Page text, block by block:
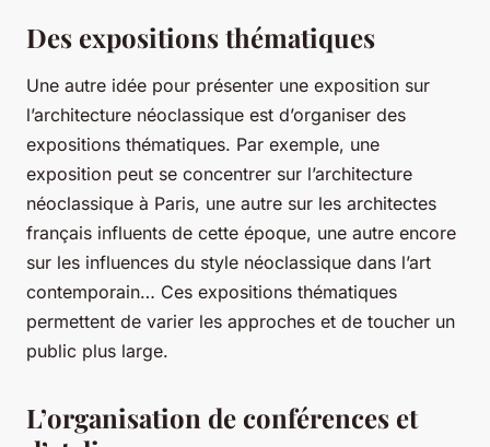
Des expositions thématiques
Une autre idée pour présenter une exposition sur
l’architecture néoclassique est d’organiser des
expositions thématiques. Par exemple, une
exposition peut se concentrer sur l’architecture
néoclassique à Paris, une autre sur les architectes
français influents de cette époque, une autre encore
sur les influences du style néoclassique dans l’art
contemporain… Ces expositions thématiques
permettent de varier les approches et de toucher un
public plus large.
L’organisation de conférences et